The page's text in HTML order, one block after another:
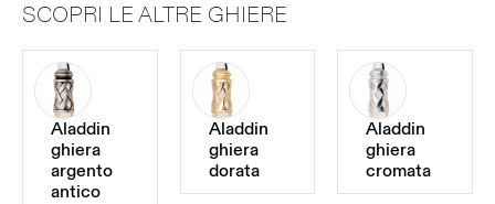
SCOPRI LE ALTRE GHIERE
Aladdin
ghiera
argento
antico
Aladdin
ghiera
dorata
Aladdin
ghiera
cromata